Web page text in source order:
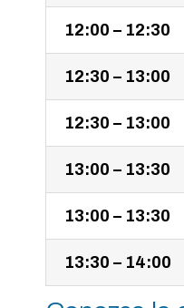
12:00 – 12:30
12:30 – 13:00
12:30 – 13:00
13:00 – 13:30
13:00 – 13:30
13:30 – 14:00